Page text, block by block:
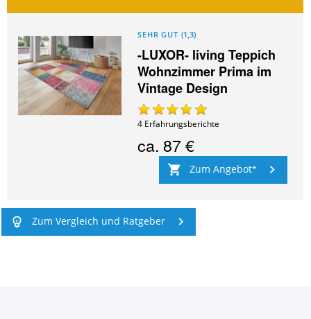
SEHR GUT (1,3)
-LUXOR- living Teppich
Wohnzimmer Prima im
Vintage Design
4 Erfahrungsberichte
ca. 87 €
Zum Angebot
Zum Vergleich und Ratgeber